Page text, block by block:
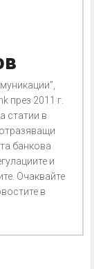
през 2011 г.
статии в
банкова
и
Очаквайте
в